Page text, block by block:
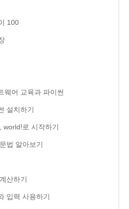
100
웨어 교육과 파이썬
설치하기
world!로 시작하기
법 알아보기
산하기
입력 사용하기